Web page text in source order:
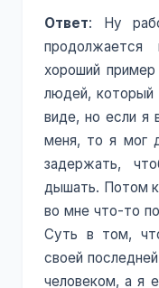
Ответ: Ну
хороший
людей, который
виде, но если я
меня, то я мог
задержать,
дышать. Потом
во мне что-то
Суть в том,
своей
человеком, а я